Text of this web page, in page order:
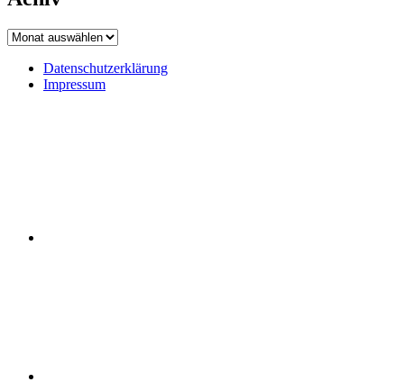
Achiv
Datenschutzerklärung
Impressum